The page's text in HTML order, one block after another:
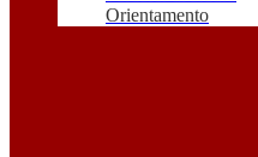
Orientamento